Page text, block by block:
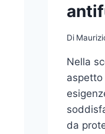
Di
Nella
da